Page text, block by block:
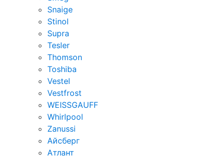
Snaige
Stinol
Supra
Tesler
Thomson
Toshiba
Vestel
Vestfrost
WEISSGAUFF
Whirlpool
Zanussi
Айсберг
Атлант